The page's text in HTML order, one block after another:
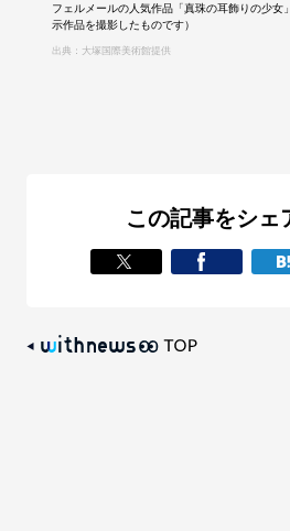
フェルメールの人気作品「真珠の耳飾りの少女
示作品を撮影したものです）
出典：大塚国際美術館提供
この記事をシェ